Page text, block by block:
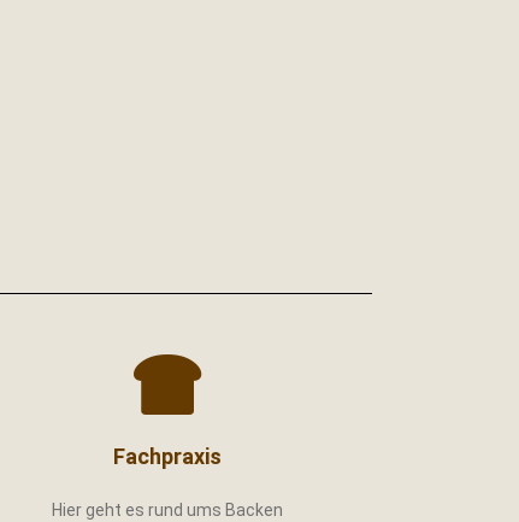
Fachpraxis
Hier geht es rund ums Backen